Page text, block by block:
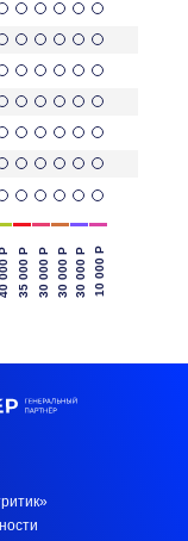
40 000 Р 35 000 Р 30 000 Р 30 000 Р30 000 Р 10 000 Р